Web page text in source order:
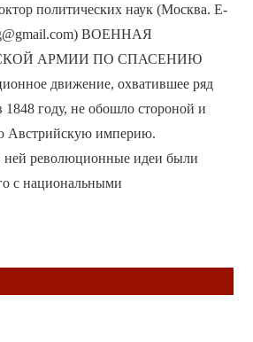
политических наук (Москва. E-
ВОЕННАЯ
АРМИИ ПО СПАСЕНИЮ
движение, охватившее ряд
1848 году, не обошло стороной и
Австрийскую империю.
ней революционные идеи были
с национальными